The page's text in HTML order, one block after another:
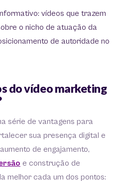
vídeos que trazem
o nicho de atuação da
de autoridade no
do vídeo marketing
série de vantagens para
sua presença digital e
de engajamento,
e construção de
melhor cada um dos pontos: